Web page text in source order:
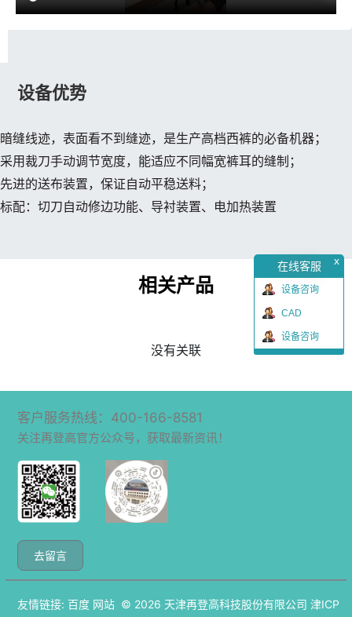
在线客服 x
设备咨询
CAD
设备咨询
设备优势
暗缝线迹，表面看不到缝迹，是生产高档西裤的必备机器；
采用裁刀手动调节宽度，能适应不同幅宽裤耳的缝制；
先进的送布装置，保证自动平稳送料；
标配：切刀自动修边功能、导衬装置、电加热装置
相关产品
没有关联
客户服务热线：400-166-8581
关注再登高官方公众号，获取最新资讯！
去留言
友情链接: 百度 网站 © 2026 天津再登高科技股份有限公司 津ICP